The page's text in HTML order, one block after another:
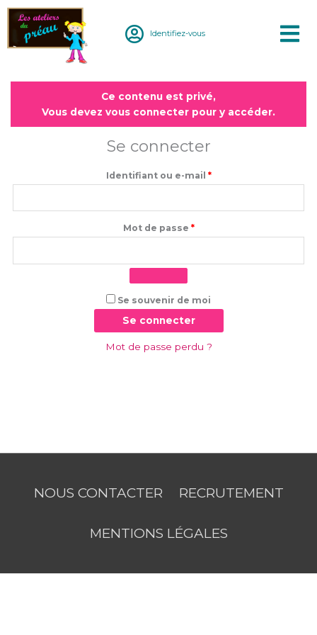
Aller
contenu
Identifiez-vous
Ce contenu est privé,
Vous devez vous connecter pour y accéder.
Se connecter
Identifiant ou e-mail *
Mot de passe *
Obligatoire
Se souvenir de moi
Se connecter
Mot de passe perdu ?
NOUS CONTACTER RECRUTEMENT
MENTIONS LÉGALES